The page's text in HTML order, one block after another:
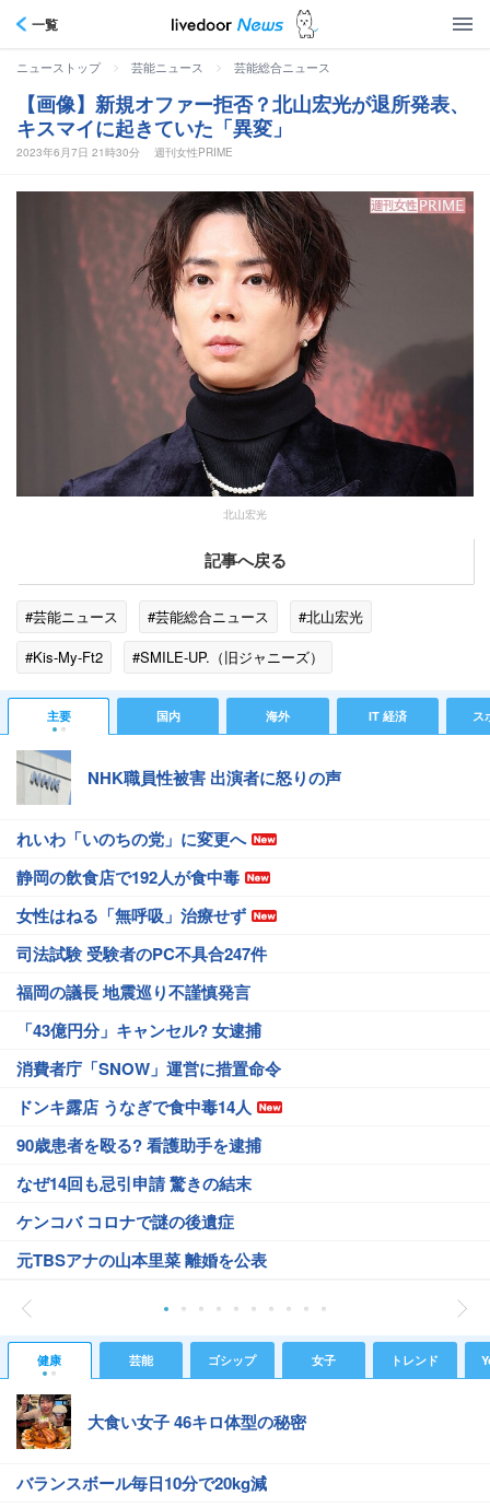
一覧
ニューストップ > 芸能ニュース > 芸能総合ニュース
【画像】新規オファー拒否？北山宏光が退所発表、
キスマイに起きていた「異変」
2023年6月7日 21時30分 週刊女性PRIME
北山宏光
記事へ戻る
#芸能ニュース #芸能総合ニュース
#北山宏光
#Kis-My-Ft2
#SMILE-UP.（旧ジャニーズ）
#エンタメ・芸能ニュース
#ゴシップ
主要 国内 海外 IT 経済 ス
NHK職員性被害 出演者に怒りの声
れいわ「いのちの党」に変更へ
静岡の飲食店で192人が食中毒
女性はねる「無呼吸」治療せず
司法試験 受験者のPC不具合247件
福岡の議長 地震巡り不謹慎発言
「43億円分」キャンセル? 女逮捕
消費者庁「SNOW」運営に措置命令
ドンキ露店 うなぎで食中毒14人
90歳患者を殴る? 看護助手を逮捕
なぜ14回も忌引申請 驚きの結末
ケンコバ コロナで謎の後遺症
元TBSアナの山本里菜 離婚を公表
健康 芸能 ゴシップ 女子 トレンド
大食い女子 46キロ体型の秘密
バランスボール毎日10分で20kg減